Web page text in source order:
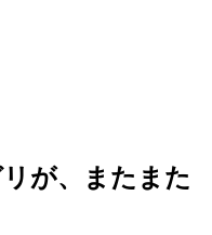
が、またまた